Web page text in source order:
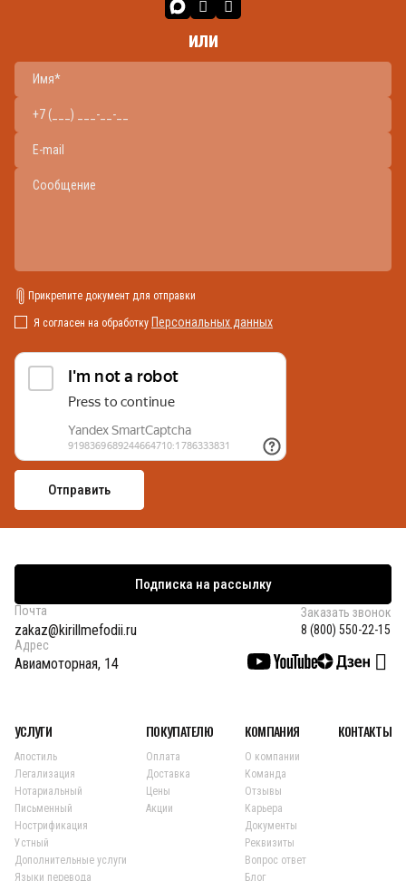
или
Прикрепите документ для отправки
Я согласен на обработку Персональных данных
Подписка на рассылку
Почта
zakaz@kirillmefodii.ru
Заказать звонок
8 (800) 550-22-15
Адрес
Авиамоторная, 14
УСЛУГИ
Апостиль
Легализация
Нотариальный
Письменный
Нострификация
Устный
Дополнительные услуги
Языки перевода
ПОКУПАТЕЛЮ
Оплата
Доставка
Цены
Акции
КОМПАНИЯ
О компании
Команда
Отзывы
Карьера
Документы
Реквизиты
Вопрос ответ
Блог
КОНТАКТЫ